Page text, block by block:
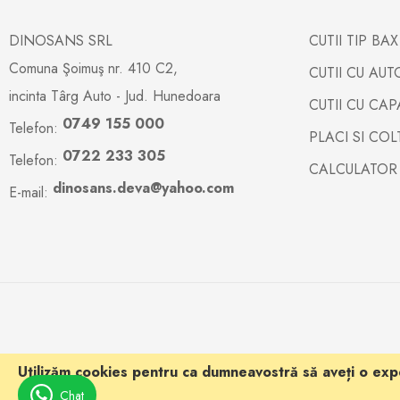
Utilizăm cookies pentru ca dumneavostră să aveți o
mai multe.
DINOSANS SRL
Comuna Şoimuş nr. 410 C2,
incinta Târg Auto - Jud. Hunedoara
Telefon: 0749 155 000
Telefon: 0722 233 305
E-mail: dinosans.deva@yahoo.com
CUTII TIP
CUTII CU
CUTII CU
PLACI SI
Chat